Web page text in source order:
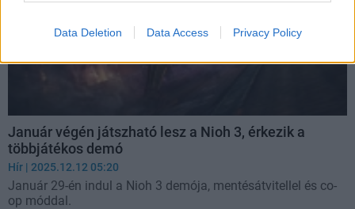
Data Deletion Data Access Privacy Policy
Január végén játszható lesz a Nioh 3, érkezik a
többjátékos demó
Hír | 2025.12.12 05:20
Január 29-én indul a Nioh 3 demója, mentésátvitellel és co-
op móddal.